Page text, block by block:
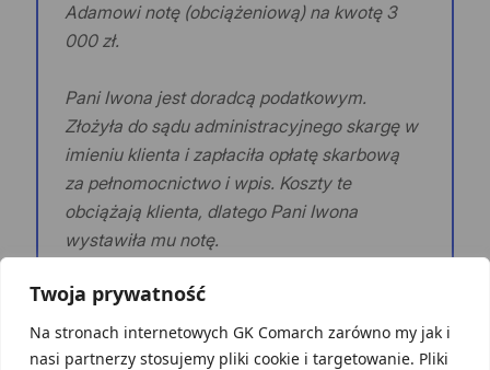
Twoja prywatność
Na stronach internetowych GK Comarch zarówno my jak i
nasi partnerzy stosujemy pliki cookie i targetowanie. Pliki
Adamowi notę (obciążeniową) na kwotę 3
000 zł.
Pani Iwona jest doradcą podatkowym.
Złożyła do sądu administracyjnego skargę w
imieniu klienta i zapłaciła opłatę skarbową
za pełnomocnictwo i wpis. Koszty te
obciążają klienta, dlatego Pani Iwona
wystawiła mu notę.
Paragon